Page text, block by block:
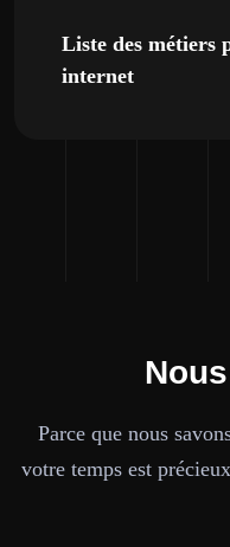
Liste des métiers
internet
Parce que nous
votre temps est